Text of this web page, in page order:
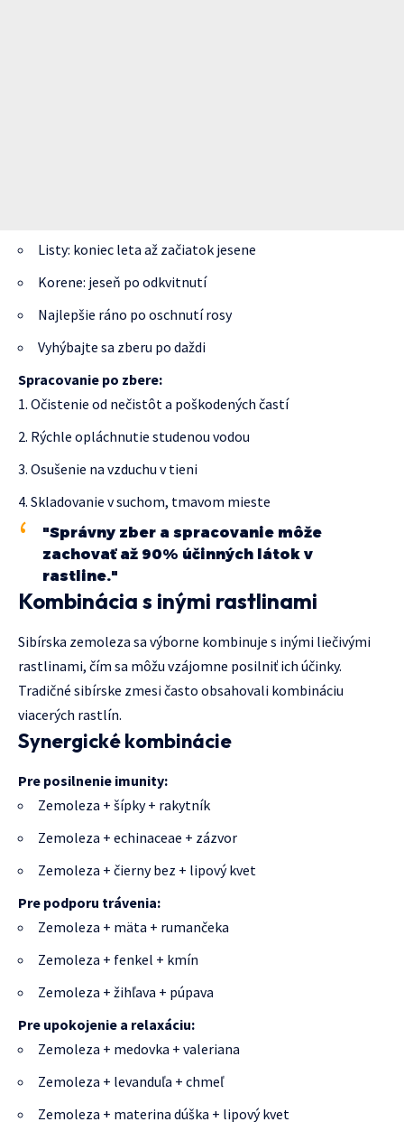
Listy: koniec leta až začiatok jesene
Korene: jeseň po odkvitnutí
Najlepšie ráno po oschnutí rosy
Vyhýbajte sa zberu po daždi
Spracovanie po zbere:
Očistenie od nečistôt a poškodených častí
Rýchle opláchnutie studenou vodou
Osušenie na vzduchu v tieni
Skladovanie v suchom, tmavom mieste
"Správny zber a spracovanie môže
zachovať až 90% účinných látok v
rastline."
Kombinácia s inými rastlinami
Sibírska zemoleza sa výborne kombinuje s inými liečivými
rastlinami, čím sa môžu vzájomne posilniť ich účinky.
Tradičné sibírske zmesi často obsahovali kombináciu
viacerých rastlín.
Synergické kombinácie
Pre posilnenie imunity:
Zemoleza + šípky + rakytník
Zemoleza + echinaceae + zázvor
Zemoleza + čierny bez + lipový kvet
Pre podporu trávenia:
Zemoleza + mäta + rumančeka
Zemoleza + fenkel + kmín
Zemoleza + žihľava + púpava
Pre upokojenie a relaxáciu:
Zemoleza + medovka + valeriana
Zemoleza + levanduľa + chmeľ
Zemoleza + materina dúška + lipový kvet